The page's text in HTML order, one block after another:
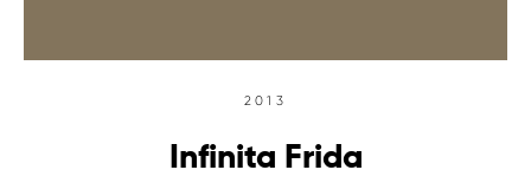
2013
Infinita Frida